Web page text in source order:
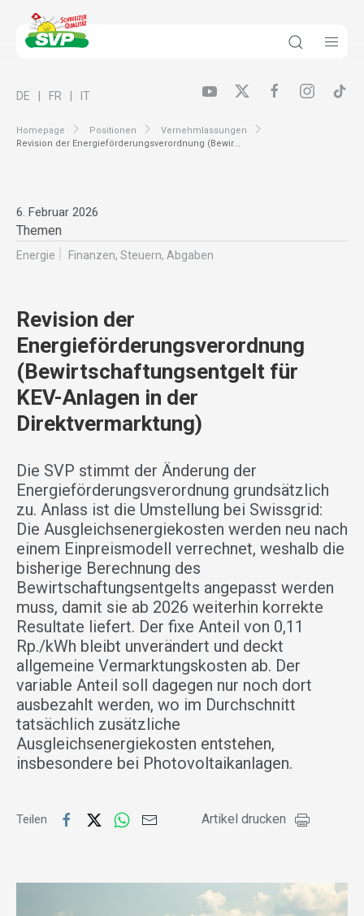
Homepage Positionen
Vernehmlassungen
Revision der Energieförderungsverordnung (Bewir...
DE FR IT
6. Februar 2026
Themen
Energie Finanzen, Steuern, Abgaben
Revision der
Energieförderungsverordnung
(Bewirtschaftungsentgelt für
KEV-Anlagen in der
Direktvermarktung)
Die SVP stimmt der Änderung der
Energieförderungsverordnung grundsätzlich
zu. Anlass ist die Umstellung bei Swissgrid:
Die Ausgleichsenergiekosten werden neu nach
einem Einpreismodell verrechnet, weshalb die
bisherige Berechnung des
Bewirtschaftungsentgelts angepasst werden
muss, damit sie ab 2026 weiterhin korrekte
Resultate liefert. Der fixe Anteil von 0,11
Rp./kWh bleibt unverändert und deckt
allgemeine Vermarktungskosten ab. Der
variable Anteil soll dagegen nur noch dort
ausbezahlt werden, wo im Durchschnitt
tatsächlich zusätzliche
Ausgleichsenergiekosten entstehen,
insbesondere bei Photovoltaikanlagen.
Teilen Artikel drucken